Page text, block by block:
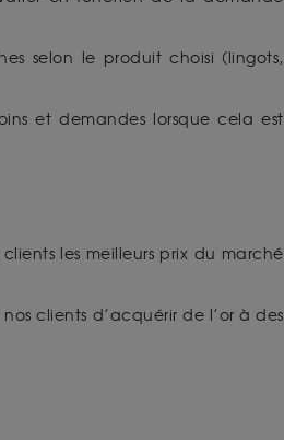
selon le produit choisi (lingots,
et demandes lorsque cela est
les meilleurs prix du marché
clients d’acquérir de l’or à des